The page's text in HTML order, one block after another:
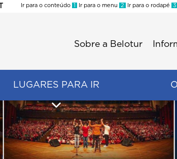
Ir para o conteúdo 1 Ir para o menu 2 Ir para o rodapé 3
Sobre a Belotur
LUGARES PARA IR